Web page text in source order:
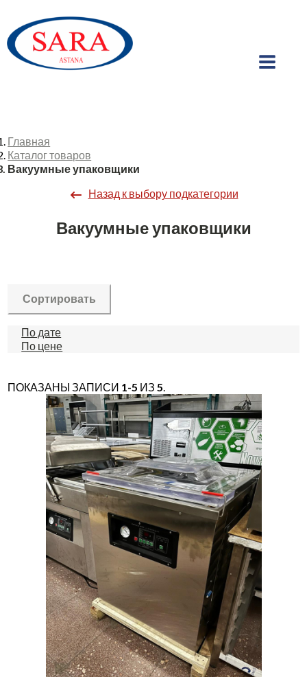
Главная
Каталог товаров
Вакуумные упаковщики
Назад к выбору подкатегории
Вакуумные упаковщики
Сортировать
По дате
По цене
ПОКАЗАНЫ ЗАПИСИ 1-5 ИЗ5.